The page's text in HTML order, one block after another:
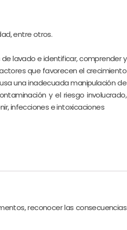
entre otros.
lavado e identificar, comprender y
que favorecen el crecimiento
una inadecuada manipulación de
y el riesgo involucrado,
infecciones e intoxicaciones
reconocer las consecuencias